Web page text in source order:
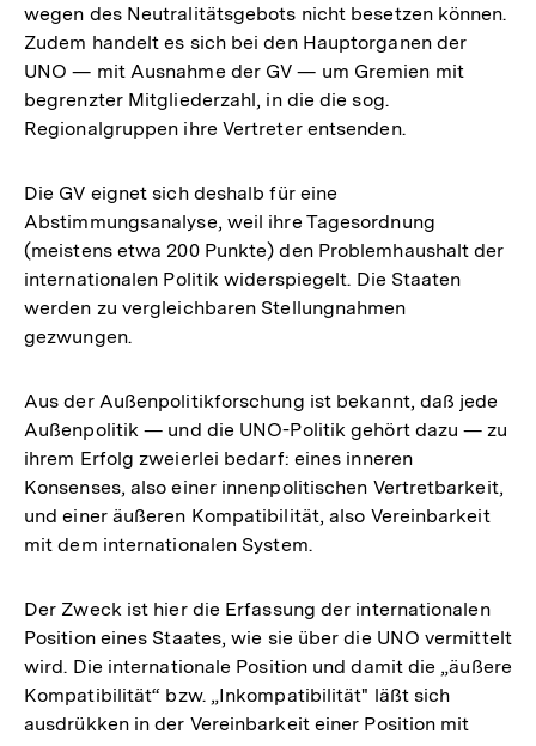
wegen des Neutralitätsgebots nicht besetzen können.
Zudem handelt es sich bei den Hauptorganen der
UNO — mit Ausnahme der GV — um Gremien mit
begrenzter Mitgliederzahl, in die die sog.
Regionalgruppen ihre Vertreter entsenden.
Die GV eignet sich deshalb für eine
Abstimmungsanalyse, weil ihre Tagesordnung
(meistens etwa 200 Punkte) den Problemhaushalt der
internationalen Politik widerspiegelt. Die Staaten
werden zu vergleichbaren Stellungnahmen
gezwungen.
Aus der Außenpolitikforschung ist bekannt, daß jede
Außenpolitik — und die UNO-Politik gehört dazu — zu
ihrem Erfolg zweierlei bedarf: eines inneren
Konsenses, also einer innenpolitischen Vertretbarkeit,
und einer äußeren Kompatibilität, also Vereinbarkeit
mit dem internationalen System.
Der Zweck ist hier die Erfassung der internationalen
Position eines Staates, wie sie über die UNO vermittelt
wird. Die internationale Position und damit die „äußere
Kompatibilität“ bzw. „Inkompatibilität" läßt sich
ausdrükken in der Vereinbarkeit einer Position mit